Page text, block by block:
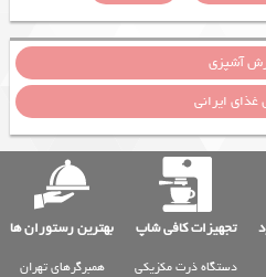
آشپزی
ایرانی
تجهیزات کافی شاپ بهترین رستوران ها
دستگاه ذرت مکزیکی
همبرگرهای تهران